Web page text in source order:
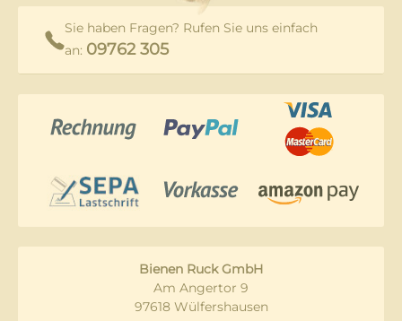
Sie haben Fragen? Rufen Sie uns einfach
an: 09762 305
Bienen Ruck GmbH
Am Angertor 9
97618 Wülfershausen